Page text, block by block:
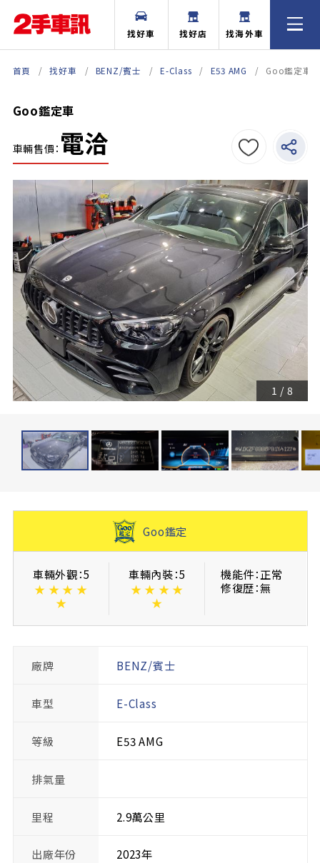
找好車 找好店 找海外車
首頁 找好車 BENZ/賓士 E-Class E53 AMG Goo鑑定車
Goo鑑定車
車輛售價： 電洽
1 / 8
Goo鑑定
車輛外觀：5
★ ★ ★ ★
★
車輛內裝：5
★ ★ ★ ★
★
機能件：正常
修復歴：無
廠牌 BENZ/賓士
車型 E-Class
等級 E53 AMG
排氣量
里程 2.9萬公里
出廠年份 2023年